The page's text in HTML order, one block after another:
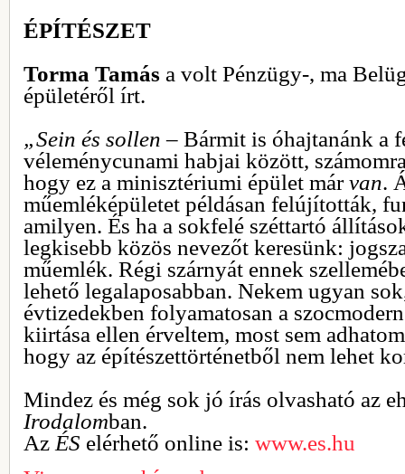
ÉPÍTÉSZET
Torma Tamás a volt Pénzügy-, ma
épületéről írt.
„Sein és sollen – Bármit is óhajtanánk a
véleménycunami habjai között,
hogy ez a minisztériumi épület márvan.
műemléképületet példásan felújították,
amilyen. És ha a sokfelé széttartó
legkisebb közös nevezőt keresünk:
műemlék. Régi szárnyát ennek
lehető legalaposabban. Nekem ugyan
évtizedekben folyamatosan a
kiirtása ellen érveltem, most sem
hogy az építészettörténetből nem lehet
Mindez és még sok jó írás olvasható az
Irodalomban.
Az ÉS elérhető online is: www.es.hu